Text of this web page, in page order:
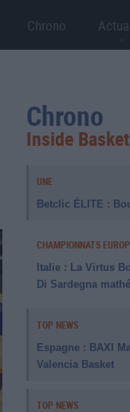
Chrono
Chrono
Inside
UNE
Betclic ÉLITE :
CHAMPIONNATS
Italie : La Virtus
Di Sardegna
TOP NEWS
Espagne : BAXI
Valencia Basket
TOP NEWS